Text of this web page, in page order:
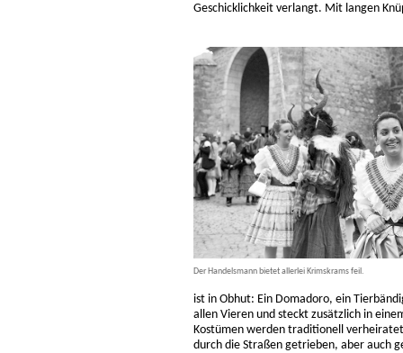
Geschicklichkeit verlangt. Mit langen
Der Handelsmann bietet allerlei Krimskrams feil.
ist in Obhut: Ein Domadoro, ein
allen Vieren und steckt zusätzlich in
Kostümen werden traditionell
durch die Straßen getrieben, aber auch